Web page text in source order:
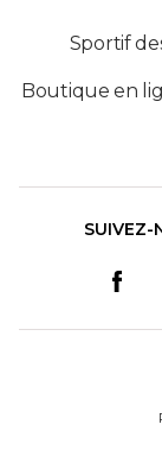
Sportif
Boutique en
SUIVEZ-